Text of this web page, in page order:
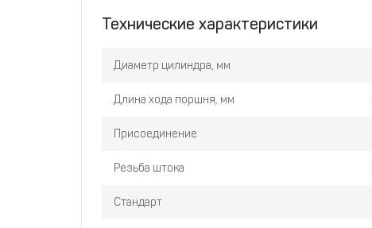
Технические характеристики
Диаметр цилиндра, мм
Длина хода поршня, мм
Присоединение
Резьба штока
Стандарт